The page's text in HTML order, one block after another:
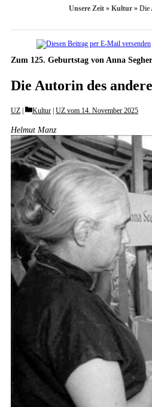
Unsere Zeit » Kultur » Die
Zum 125. Geburtstag von Anna
Die Autorin des
UZ Categories
Kultur UZ vom 14. November 2025
Helmut Manz